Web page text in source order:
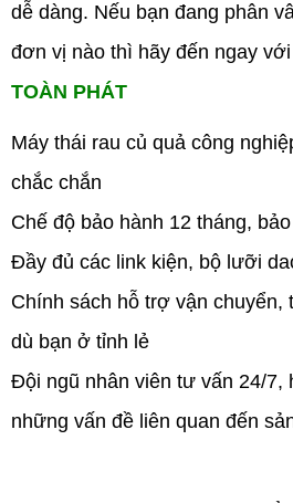
dễ dàng. Nếu bạn đang phân
đơn vị nào thì hãy đến ngay với
TOÀN PHÁT
Máy thái rau củ quả công
chắc chắn
Chế độ bảo hành 12 tháng,
Đầy đủ các link kiện, bộ lưỡi
Chính sách hỗ trợ vận chuyển,
dù bạn ở tỉnh lẻ
Đội ngũ nhân viên tư vấn 24/7,
những vấn đề liên quan đến